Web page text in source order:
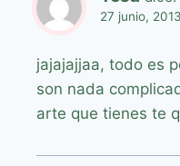
27 junio,
jajajajjaa, todo es
son nada
arte que tienes te